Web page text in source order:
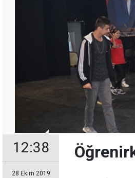
12:38
28 Ekim 2019